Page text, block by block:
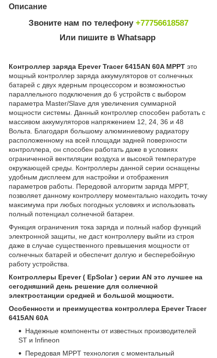
Описание
Звоните нам по телефону +77756618587
Или пишите в Whatsapp
Контроллер заряда Epever Tracer 6415AN 60A MPPT это
мощный контроллер заряда аккумуляторов от солнечных
батарей с двух ядерным процессором и возможностью
параллельного подключения до 6 устройств с выбором
параметра Master/Slave для увеличения суммарной
мощности системы. Данный контроллер способен работать с
массивом аккумуляторов напряжением 12, 24, 36 и 48
Вольта. Благодаря большому алюминиевому радиатору
расположенному на всей площади задней поверхности
контроллера, он способен работать даже в условиях
ограниченной вентиляции воздуха и высокой температуре
окружающей среды. Контроллеры данной серии оснащены
удобным дисплеем для настройки и отображения
параметров работы. Передовой алгоритм заряда MPPT,
позволяет данному контроллеру моментально находить точку
максимума при любых погодных условиях и использовать
полный потенциал солнечной батареи.
Функция ограничения тока заряда и полный набор функций
электронной защиты, не даст контроллеру выйти из строя
даже в случае существенного превышения мощности от
солнечных батарей и обеспечит долгую и бесперебойную
работу устройства.
Контроллеры Epever ( EpSolar ) серии AN это лучшее на
сегодняшний день решение для солнечной
электростанции средней и большой мощности.
Особенности и преимущества контроллера Epever Tracer
6415AN 60A
Надежные компоненты от известных производителей
ST и Infineon
Передовая MPPT технология с моментальный